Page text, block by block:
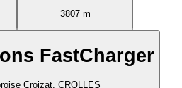
3807 m
FastCharger
Croizat, CROLLES